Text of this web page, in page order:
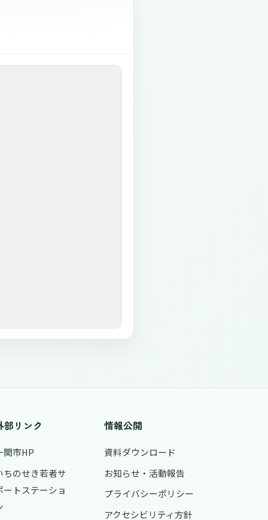
部リンク
関市HP
ちのせき若者サ
ートステーショ
情報公開
資料ダウンロード
お知らせ・活動報告
プライバシーポリシー
アクセシビリティ方針